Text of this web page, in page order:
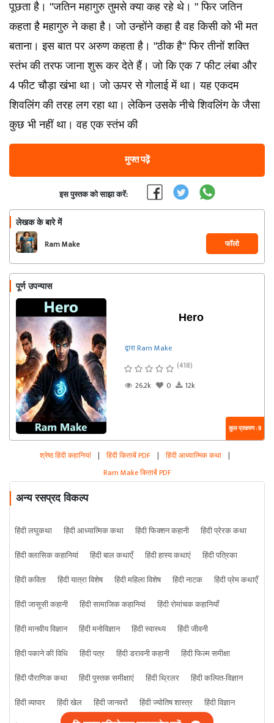
पूछता है। "जतिन महागुरु तुमसे क्या कह रहे थे। " फिर जतिन
कहता है महागुरु ने कहा है। जो उन्होंने कहा है वह किसी को भी मत
बताना। इस बात पर अरुण कहता है। "ठीक है" फिर तीनों शक्ति
स्तंभ की तरफ जाना शुरू कर देते हैं। जो कि एक 7 फीट लंबा और
4 फीट चौड़ा खंभा था। जो ऊपर से गोलाई में था। यह एकदम
शिवलिंग की तरह लग रहा था। लेकिन उसके नीचे शिवलिंग के जैसा
कुछ भी नहीं था। वह एक स्तंभ की
मुफ्त पढ़ें
इस पुस्तक को साझा करें:
लेखक के बारे में
Ram Make फॉलो
पूर्ण उपन्यास
Hero
द्वारा Ram Make
(418)
26.2k
0 12k
कुल प्रकरण : 9
श्रेष्ठ हिंदी कहानियां | हिंदी किताबें PDF | हिंदी आध्यात्मिक कथा |
Ram Make किताबें PDF
अन्य रसप्रद विकल्प
हिंदी लघुकथा हिंदी आध्यात्मिक कथा हिंदी फिक्शन कहानी
हिंदी प्रेरक कथा
हिंदी क्लासिक कहानियां
हिंदी बाल कथाएँ हिंदी हास्य कथाएं
हिंदी पत्रिका
हिंदी कविता
हिंदी यात्रा विशेष हिंदी महिला विशेष हिंदी नाटक
हिंदी प्रेम कथाएँ
हिंदी जासूसी कहानी
हिंदी सामाजिक कहानियां
हिंदी रोमांचक कहानियाँ
हिंदी मानवीय विज्ञान
हिंदी मनोविज्ञान हिंदी स्वास्थ्य
हिंदी जीवनी
हिंदी पकाने की विधि
हिंदी पत्र हिंदी डरावनी कहानी
हिंदी फिल्म समीक्षा
हिंदी पौराणिक कथा
हिंदी पुस्तक समीक्षाएं हिंदी थ्रिलर
हिंदी कल्पित-विज्ञान
हिंदी व्यापार
हिंदी खेल हिंदी जानवरों हिंदी ज्योतिष शास्त्र
हिंदी विज्ञान